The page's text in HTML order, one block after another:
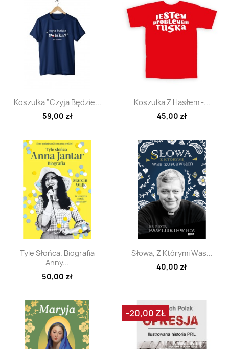
Szybki podgląd
Koszulka "Czyja Będzie...
59,00 zł
Szybki podgląd
Koszulka Z Hasłem -...
45,00 zł
Szybki podgląd
Tyle Słońca. Biografia
Anny...
50,00 zł
Szybki podgląd
Słowa, Z Którymi Was...
40,00 zł
-20,00 ZŁ